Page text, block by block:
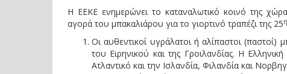
Η ΕΕΚΕ ενημερώνει το καταναλωτικό κοινό της
αγορά του μπακαλιάρου για το γιορτινό τραπέζι της 25
Οι αυθεντικοί υγράλατοι ή αλίπαστοι (παστοί)
του Ειρηνικού και της Γροιλανδίας. Η
Ατλαντικό και την Ισλανδία, Φιλανδία και